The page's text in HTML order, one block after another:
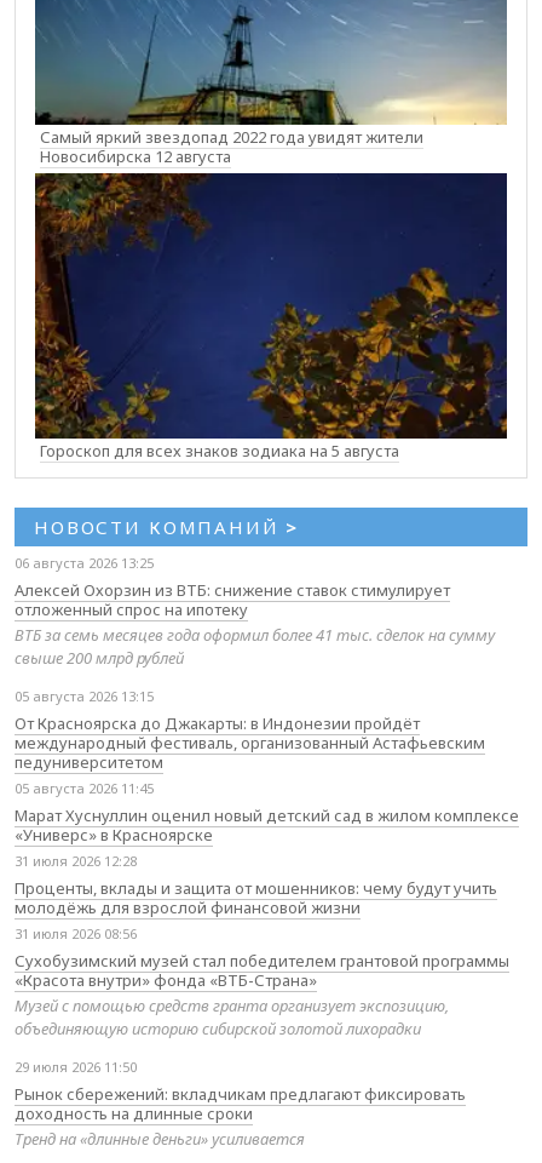
Самый яркий звездопад 2022 года увидят жители
Новосибирска 12 августа
Гороскоп для всех знаков зодиака на 5 августа
НОВОСТИ КОМПАНИЙ >
06 августа 2026 13:25
Алексей Охорзин из ВТБ: снижение ставок стимулирует
отложенный спрос на ипотеку
ВТБ за семь месяцев года оформил более 41 тыс. сделок на сумму
свыше 200 млрд рублей
05 августа 2026 13:15
От Красноярска до Джакарты: в Индонезии пройдёт
международный фестиваль, организованный Астафьевским
педуниверситетом
05 августа 2026 11:45
Марат Хуснуллин оценил новый детский сад в жилом комплексе
«Универс» в Красноярске
31 июля 2026 12:28
Проценты, вклады и защита от мошенников: чему будут учить
молодёжь для взрослой финансовой жизни
31 июля 2026 08:56
Сухобузимский музей стал победителем грантовой программы
«Красота внутри» фонда «ВТБ-Страна»
Музей с помощью средств гранта организует экспозицию,
объединяющую историю сибирской золотой лихорадки
29 июля 2026 11:50
Рынок сбережений: вкладчикам предлагают фиксировать
доходность на длинные сроки
Тренд на «длинные деньги» усиливается